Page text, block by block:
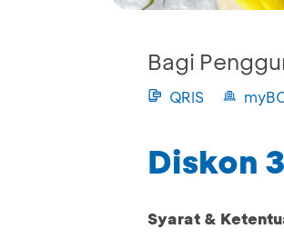
Bagi
QRIS
Diskon
Syarat &